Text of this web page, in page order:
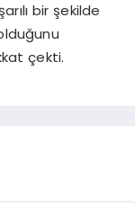
bir şekilde
çekti.